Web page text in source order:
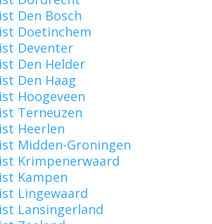
Den Bosch
Doetinchem
Deventer
Den Helder
Den Haag
Hoogeveen
Terneuzen
Heerlen
Midden-Groningen
Krimpenerwaard
Kampen
Lingewaard
Lansingerland